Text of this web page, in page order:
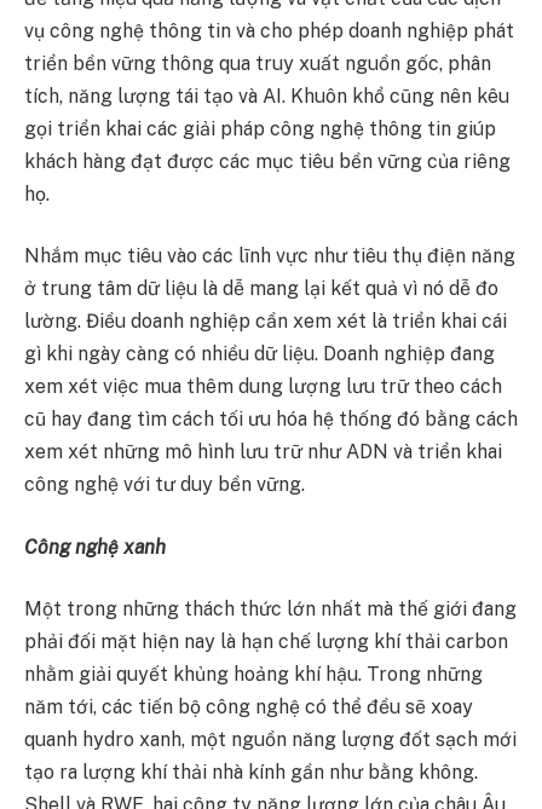
vụ công nghệ thông tin và cho phép doanh nghiệp phát
triển bền vững thông qua truy xuất nguồn gốc, phân
tích, năng lượng tái tạo và AI. Khuôn khổ cũng nên kêu
gọi triển khai các giải pháp công nghệ thông tin giúp
khách hàng đạt được các mục tiêu bền vững của riêng
họ.
Nhắm mục tiêu vào các lĩnh vực như tiêu thụ điện năng
ở trung tâm dữ liệu là dễ mang lại kết quả vì nó dễ đo
lường. Điều doanh nghiệp cần xem xét là triển khai cái
gì khi ngày càng có nhiều dữ liệu. Doanh nghiệp đang
xem xét việc mua thêm dung lượng lưu trữ theo cách
cũ hay đang tìm cách tối ưu hóa hệ thống đó bằng cách
xem xét những mô hình lưu trữ như ADN và triển khai
công nghệ với tư duy bền vững.
Công nghệ xanh
Một trong những thách thức lớn nhất mà thế giới đang
phải đối mặt hiện nay là hạn chế lượng khí thải carbon
nhằm giải quyết khủng hoảng khí hậu. Trong những
năm tới, các tiến bộ công nghệ có thể đều sẽ xoay
quanh hydro xanh, một nguồn năng lượng đốt sạch mới
tạo ra lượng khí thải nhà kính gần như bằng không.